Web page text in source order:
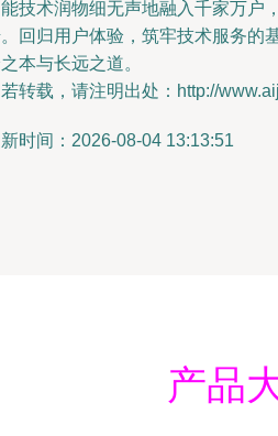
技术润物细无声地融入千家万户
回归用户体验，筑牢技术服务的
本与长远之道。
转载，请注明出处：http://
时间：2026-08-04 13:13:51
产品